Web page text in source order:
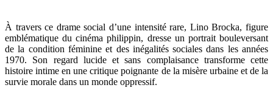
À travers ce drame social d’une intensité rare, Lino Brocka, figure
emblématique du cinéma philippin, dresse un portrait bouleversant
de la condition féminine et des inégalités sociales dans les années
1970. Son regard lucide et sans complaisance transforme cette
histoire intime en une critique poignante de la misère urbaine et de la
survie morale dans un monde oppressif.